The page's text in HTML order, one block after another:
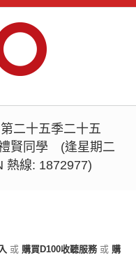
二十五季二十五
賢同學 (逢星期二
熱線: 1872977)
或 購買D100收聽服務 或 購